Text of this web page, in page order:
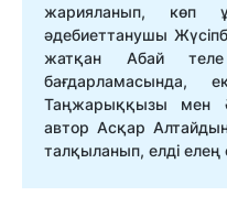
жарияланып, көп
әдебиеттанушы
жатқан Абай теле
бағдарламасында,
Таңжарыққызы мен
автор Асқар
талқыланып, елді елең